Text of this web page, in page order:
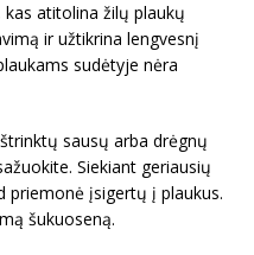
atitolina žilų plaukų
ir užtikrina lengvesnį
sudėtyje nėra
sausų arba drėgnų
Siekiant geriausių
priemonė įsigertų į plaukus.
šukuoseną.